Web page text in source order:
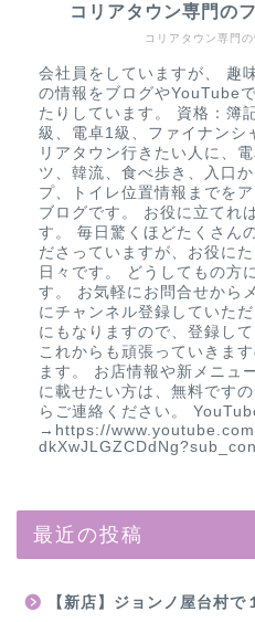
コリアタウン専門
コリアタウン専門の
会社員をしていますが、 趣
の情報をブログやYouTube
たりしています。 資格：簿
級、電卓1級、ファイナンシ
リアタウン行きたい人に、
ツ、韓流、食べ歩き、入口
プ、トイレ位置情報までを
ブログです。 お役に立てれ
す。 毎日驚くほどたくさん
ださっていますが、お役に
日々です。 どうしてもの方
す。 お気軽にお問合せから
にチャンネル登録していた
にもなりますので、登録し
これからも頑張っていきま
ます。 お店情報や新メニュ
に載せたい方は、無料です
らご連絡ください。
→https://
最近の投稿
【新店】ジョンノ屋台村